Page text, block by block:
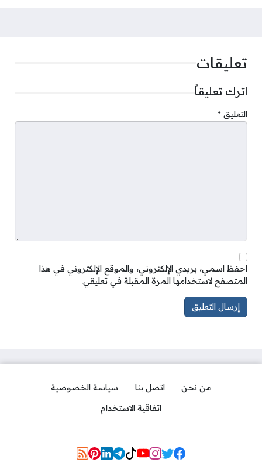
تعليقات
اترك تعليقاً
التعليق *
احفظ اسمي، بريدي الإلكتروني، والموقع الإلكتروني في هذا
المتصفح لاستخدامها المرة المقبلة في تعليقي.
من نحن اتصل بنا
سياسة الخصوصية
اتفاقية الاستخدام
Social Links